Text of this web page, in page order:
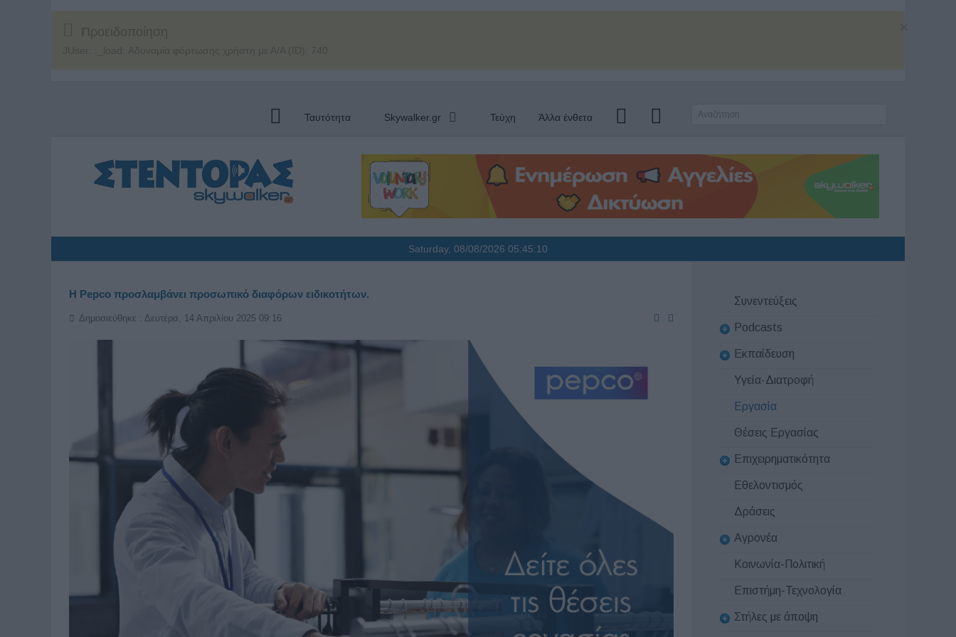
Προειδοποίηση
JUser: :_load: Αδυναμία φόρτωσης χρήστη με Α/Α (ID): 740
Ταυτότητα Skywalker.gr Τεύχη Άλλα ένθετα
Saturday, 08/08/202605:45:11
Η Pepco προσλαμβάνει προσωπικό διαφόρων ειδικοτήτων.
Δημοσιεύθηκε : Δευτέρα, 14 Απριλίου 2025 09:16
Συνεντεύξεις
Podcasts
Εκπαίδευση
Υγεία-Διατροφή
Εργασία
Θέσεις Εργασίας
Επιχειρηματικότητα
Εθελοντισμός
Δράσεις
Αγρονέα
Κοινωνία-Πολιτική
Επιστήμη-Τεχνολογία
Στήλες με άποψη